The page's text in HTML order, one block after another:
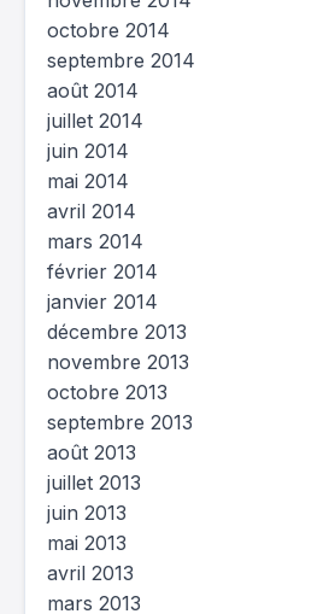
octobre 2014
septembre 2014
août 2014
juillet 2014
juin 2014
mai 2014
avril 2014
mars 2014
février 2014
janvier 2014
décembre 2013
novembre 2013
octobre 2013
septembre 2013
août 2013
juillet 2013
juin 2013
mai 2013
avril 2013
mars 2013